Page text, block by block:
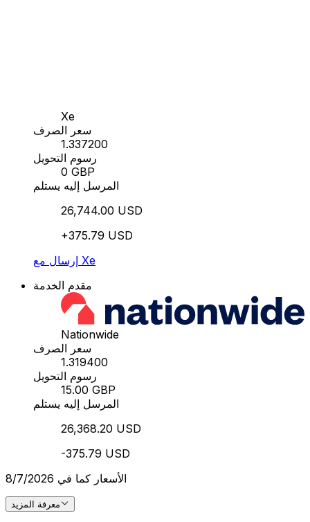
Xe
سعر الصرف
1.337200
رسوم التحويل
0 GBP
المرسل إليه يستلم
26,744.00 USD
+375.79 USD
إرسال مع Xe
مقدم الخدمة
Nationwide
سعر الصرف
1.319400
رسوم التحويل
15.00 GBP
المرسل إليه يستلم
26,368.20 USD
-375.79 USD
الأسعار كما في 8/7/2026
معرفة المزيد